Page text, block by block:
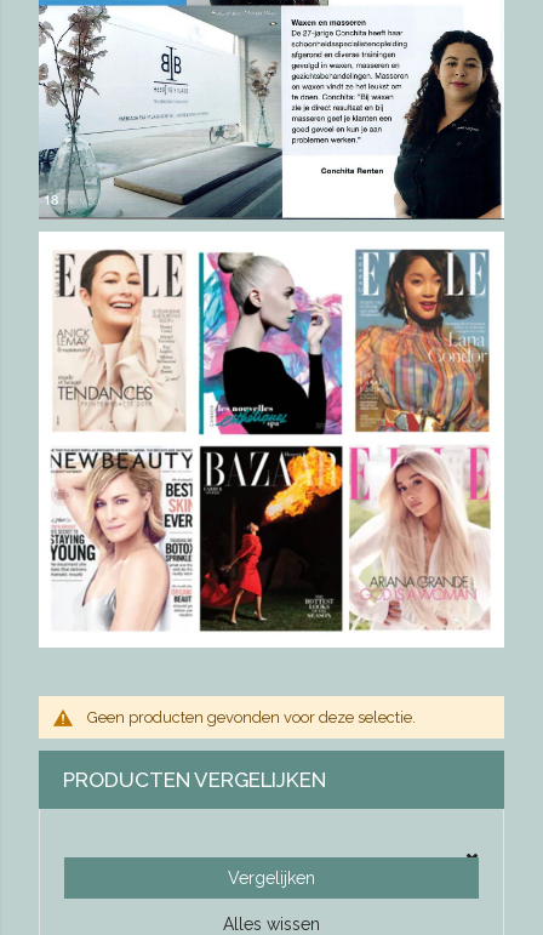
Geen producten gevonden voor deze selectie.
PRODUCTEN VERGELIJKEN
Vergelijken
Alles wissen